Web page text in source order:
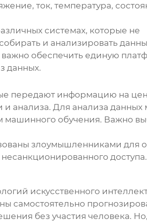
ток, температура,
системах, которые не
и анализировать
обеспечить единую
данных.
передают информацию на
анализа. Для анализа данных
машинного обучения. Важно
злоумышленниками для
доступа.
искусственного
самостоятельно
без участия человека.